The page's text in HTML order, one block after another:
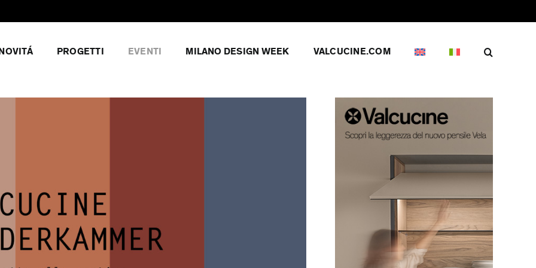
PROGETTI EVENTI MILANO DESIGN WEEK VALCUCINE.COM